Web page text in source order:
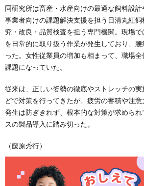
同研究所は畜産・水産向けの最適な飼料設
事業者向けの課題解決支援を担う日清丸紅
究・改良・品質検査を担う専門機関。現場
を日常的に取り扱う作業が発生しており、
った。女性従業員の増加も相まって、職場
課題になっていた。
従来は、正しい姿勢の徹底やストレッチの
どで対策を行ってきたが、疲労の蓄積や注
発生は防ぎきれず、根本的な対策が求められ
スの製品導入に踏み切った。
（藤原秀行）